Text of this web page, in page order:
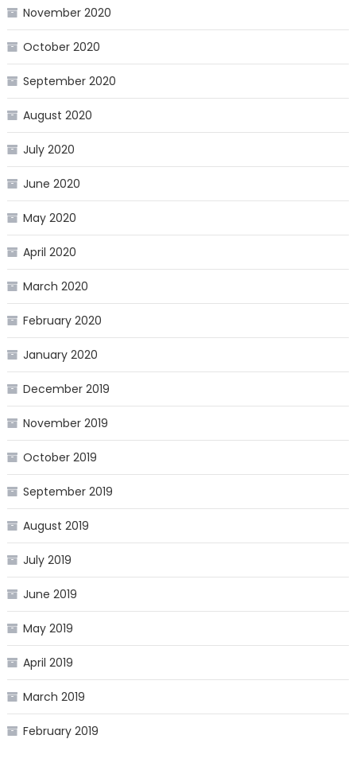
November 2020
October 2020
September 2020
August 2020
July 2020
June 2020
May 2020
April 2020
March 2020
February 2020
January 2020
December 2019
November 2019
October 2019
September 2019
August 2019
July 2019
June 2019
May 2019
April 2019
March 2019
February 2019